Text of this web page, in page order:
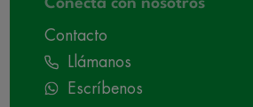
Conecta con nosotros
Contacto
Llámanos
Escríbenos